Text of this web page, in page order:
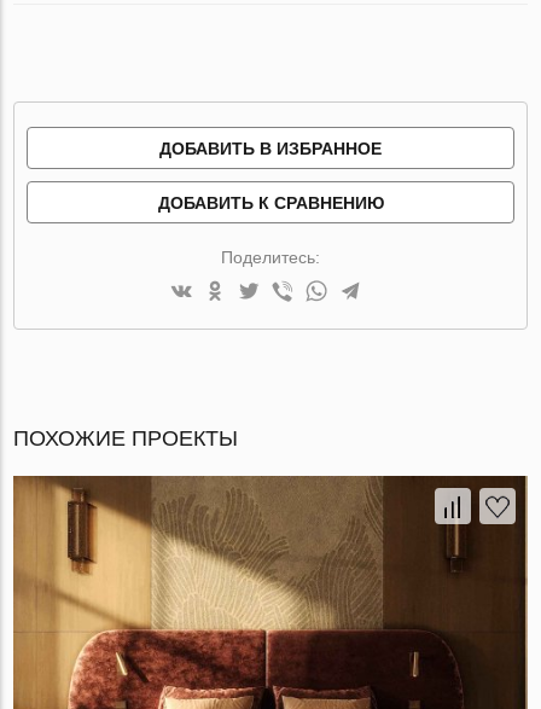
ДОБАВИТЬ В ИЗБРАННОЕ
ДОБАВИТЬ К СРАВНЕНИЮ
Поделитесь:
ПОХОЖИЕ ПРОЕКТЫ